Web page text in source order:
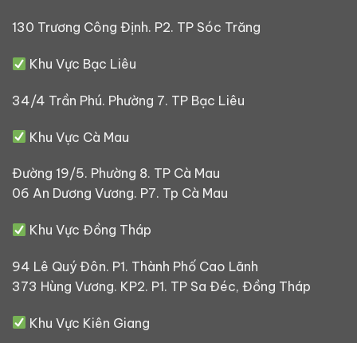
130 Trương Công Định. P2. TP Sóc Trăng
Khu Vực Bạc Liêu
34/4 Trần Phú. Phường 7. TP Bạc Liêu
Khu Vực Cà Mau
Đường 19/5. Phường 8. TP Cà Mau
06 An Dương Vương. P7. Tp Cà Mau
Khu Vực Đồng Tháp
94 Lê Quý Đôn. P1. Thành Phố Cao Lãnh
373 Hùng Vương. KP2. P1. TP Sa Đéc, Đồng Tháp
Khu Vực Kiên Giang